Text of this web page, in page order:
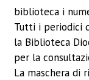
biblioteca i
Tutti i periodici
la Biblioteca
per la
La maschera di